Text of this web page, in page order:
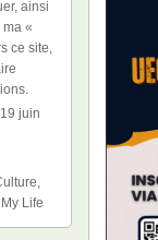
ainsi
«
ce site,
19 juin
Life